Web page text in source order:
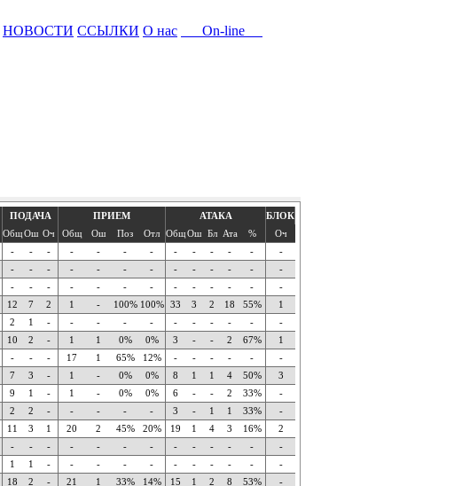
НОВОСТИ ССЫЛКИ О нас
On-line
ПОДАЧА ПРИЕМ АТАКА
БЛОК
ОбщОш Оч Общ Ош Поз Отл ОбщОш Бл Ата % Оч
- - - - - - - - - - - - -
- - - - - - - - - - - - -
- - - - - - - - - - - - -
12 7 2 1 - 100% 100% 33 3 2 18 55% 1
2 1 - - - - - - - - - - -
10 2 - 1 1 0% 0% 3 - - 2 67% 1
- - - 17 1 65% 12% - - - - - -
7 3 - 1 - 0% 0% 8 1 1 4 50% 3
9 1 - 1 - 0% 0% 6 - - 2 33% -
2 2 - - - - - 3 - 1 1 33% -
11 3 1 20 2 45% 20% 19 1 4 3 16% 2
- - - - - - - - - - - - -
1 1 - - - - - - - - - - -
18 2 - 21 1 33% 14% 15 1 2 8 53% -